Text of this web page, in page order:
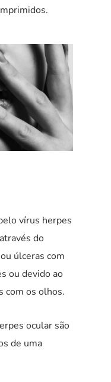
vírus herpes
do
úlceras com
ou devido ao
com os olhos.
ocular são
de uma